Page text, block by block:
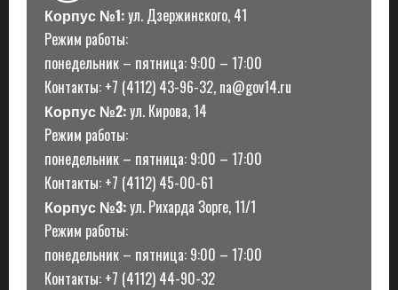
Корпус №1:ул. Дзержинского, 41
Режим работы:
понедельник – пятница: 9:00 – 17:00
Контакты: +7 (4112) 43-96-32, na@gov14.ru
Корпус №2:ул. Кирова, 14
Режим работы:
понедельник – пятница: 9:00 – 17:00
Контакты: +7 (4112) 45-00-61
Корпус №3:ул. Рихарда Зорге, 11/1
Режим работы:
понедельник – пятница: 9:00 – 17:00
Контакты: +7 (4112) 44-90-32